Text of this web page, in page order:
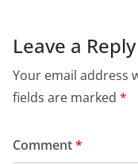
Leave a Reply
Your email address
fields are marked *
Comment*